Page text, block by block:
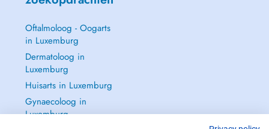
Oftalmoloog - Oogarts
in Luxemburg
Dermatoloog in
Luxemburg
Huisarts in Luxemburg
Gynaecoloog in
Luxemburg